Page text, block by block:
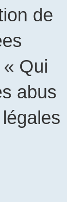
de
Qui
abus